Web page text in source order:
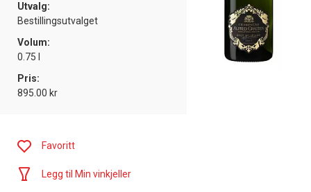
Utvalg:
Bestillingsutvalget
Volum:
0.75 l
Pris:
895.00 kr
Favoritt
Legg til Min vinkjeller